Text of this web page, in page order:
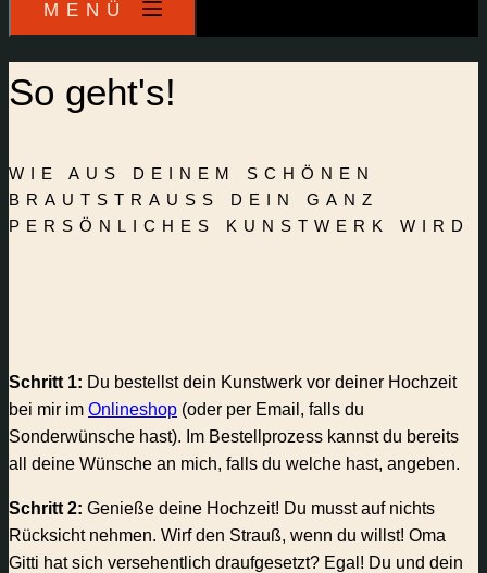
MENÜ
So geht's!
WIE AUS DEINEM SCHÖNEN
BRAUTSTRAUSS DEIN GANZ P
ERSÖNLICHES KUNSTWERK WIRD
Schritt 1: Du bestellst dein Kunstwerk vor deiner Hochzeit
bei mir im Onlineshop (oder per Email, falls du
Sonderwünsche hast). Im Bestellprozess kannst du bereits
all deine Wünsche an mich, falls du welche hast, angeben.
Schritt 2: Genieße deine Hochzeit! Du musst auf nichts
Rücksicht nehmen. Wirf den Strauß, wenn du willst! Oma
Gitti hat sich versehentlich draufgesetzt? Egal! Du und dein